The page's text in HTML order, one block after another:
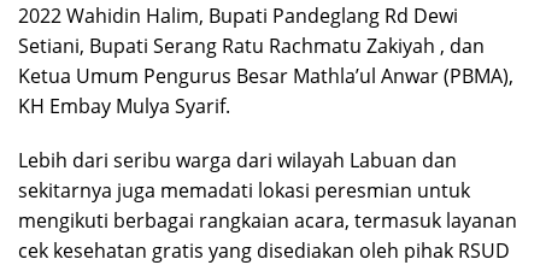
2022 Wahidin Halim, Bupati Pandeglang Rd Dewi
Setiani, Bupati Serang Ratu Rachmatu Zakiyah , dan
Ketua Umum Pengurus Besar Mathla’ul Anwar (PBMA),
KH Embay Mulya Syarif.
Lebih dari seribu warga dari wilayah Labuan dan
sekitarnya juga memadati lokasi peresmian untuk
mengikuti berbagai rangkaian acara, termasuk layanan
cek kesehatan gratis yang disediakan oleh pihak RSUD